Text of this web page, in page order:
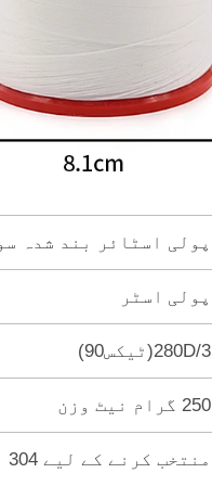
پولی اسٹائر بند شدہ
پولی اسٹر
280D/3(ٹیکس90)
250 گرام نیٹ وزن
منتخب کرنے کے لیے 304 رنگ